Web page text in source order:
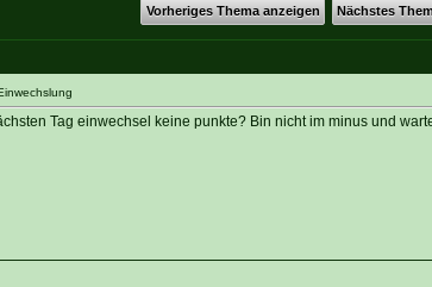
Vorheriges Thema anzeigen Nächstes
Tag einwechsel keine punkte? Bin nicht im minus und